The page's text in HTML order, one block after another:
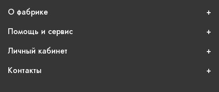
О фабрике
Помощь и сервис
Личный кабинет
Контакты